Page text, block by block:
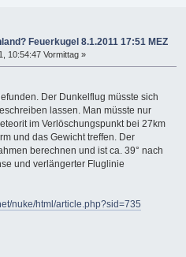
Feuerkugel 8.1.2011 17:51 MEZ
10:54:47 Vormittag »
Der Dunkelflug müsste sich
lassen. Man müsste nur
im Verlöschungspunkt bei 27km
und das Gewicht treffen. Der
berechnen und ist ca. 39° nach
und verlängerter Fluglinie
nuke/html/article.php?sid=735